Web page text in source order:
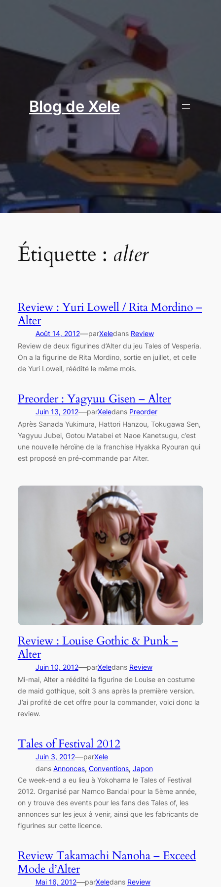
Blog de Xele
Étiquette : alter
Review : Yuri Lowell / Rita Mordino –
Alter
Août 14, 2012—parXeledans Review
Review de deux figurines d’Alter du jeu Tales of Vesperia.
On a la figurine de Rita Mordino, sortie en juillet, et celle
de Yuri Lowell, réédité le même mois.
Preorder : Yagyuu Gisen – Alter
Juin 13, 2012—parXeledans Preorder
Après Sanada Yukimura, Hattori Hanzou, Tokugawa Sen,
Yagyuu Jubei, Gotou Matabei et Naoe Kanetsugu, c’est
une nouvelle héroïne de la franchise Hyakka Ryouran qui
est proposé en pré-commande par Alter.
Review : Louise Gothic & Punk –
Alter
Juin 10, 2012—parXeledans Review
Mi-mai, Alter a réédité la figurine de Louise en costume
de maid gothique, soit 3 ans après la première version.
J’ai profité de cet offre pour la commander, voici donc la
review.
Tales of Festival 2012
Juin 3, 2012—parXele
dans Annonces, Conventions, Japon
Ce week-end a eu lieu à Yokohama le Tales of Festival
2012. Organisé par Namco Bandai pour la 5ème année,
on y trouve des events pour les fans des Tales of, les
annonces sur les jeux à venir, ainsi que les fabricants de
figurines sur cette licence.
Review Takamachi Nanoha – Exceed
Mode d’Alter
Mai 16, 2012—parXeledans Review